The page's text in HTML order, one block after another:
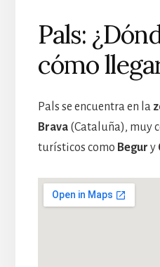
Pals:
cómo
Pals se encuentra en la
Brava(Cataluña), muy
turísticos como Begur y